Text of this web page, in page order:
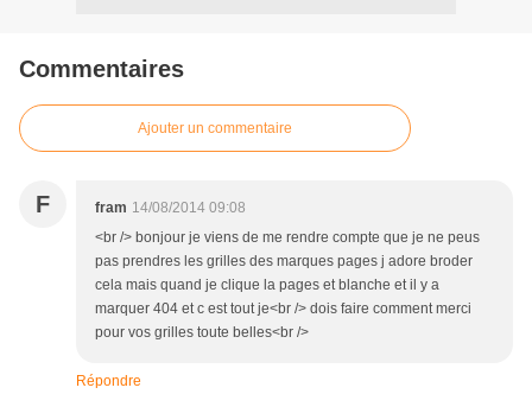
Commentaires
Ajouter un commentaire
F fram 14/08/2014 09:08
<br /> bonjour je viens de me rendre compte que je ne peus
pas prendres les grilles des marques pages j adore broder
cela mais quand je clique la pages et blanche et il y a
marquer 404 et c est tout je<br /> dois faire comment merci
pour vos grilles toute belles<br />
Répondre